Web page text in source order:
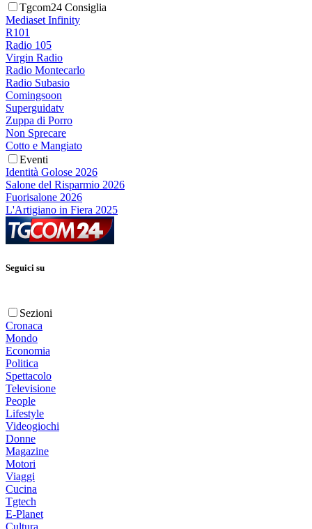
Tgcom24 Consiglia
Mediaset Infinity
R101
Radio 105
Virgin Radio
Radio Montecarlo
Radio Subasio
Comingsoon
Superguidatv
Zuppa di Porro
Non Sprecare
Cotto e Mangiato
Eventi
Identità Golose 2026
Salone del Risparmio 2026
Fuorisalone 2026
L'Artigiano in Fiera 2025
Seguici su
Sezioni
Cronaca
Mondo
Economia
Politica
Spettacolo
Televisione
People
Lifestyle
Videogiochi
Donne
Magazine
Motori
Viaggi
Cucina
Tgtech
E-Planet
Cultura